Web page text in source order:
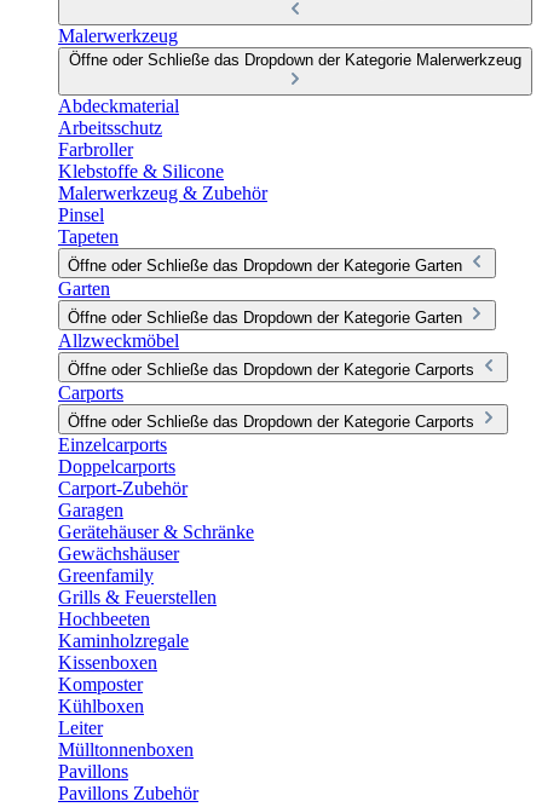
Malerwerkzeug
Öffne oder Schließe das Dropdown der Kategorie Malerwerkzeug
Abdeckmaterial
Arbeitsschutz
Farbroller
Klebstoffe & Silicone
Malerwerkzeug & Zubehör
Pinsel
Tapeten
Öffne oder Schließe das Dropdown der Kategorie Garten
Garten
Öffne oder Schließe das Dropdown der Kategorie Garten
Allzweckmöbel
Öffne oder Schließe das Dropdown der Kategorie Carports
Carports
Öffne oder Schließe das Dropdown der Kategorie Carports
Einzelcarports
Doppelcarports
Carport-Zubehör
Garagen
Gerätehäuser & Schränke
Gewächshäuser
Greenfamily
Grills & Feuerstellen
Hochbeeten
Kaminholzregale
Kissenboxen
Komposter
Kühlboxen
Leiter
Mülltonnenboxen
Pavillons
Pavillons Zubehör